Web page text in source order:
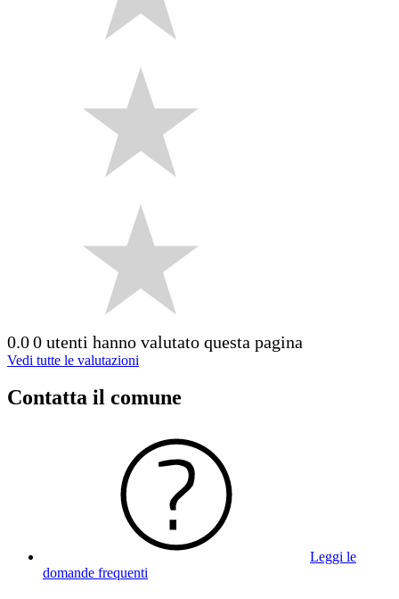
0.00 utenti hanno valutato questa pagina
Vedi tutte le valutazioni
Contatta il comune
Leggi le
domande frequenti